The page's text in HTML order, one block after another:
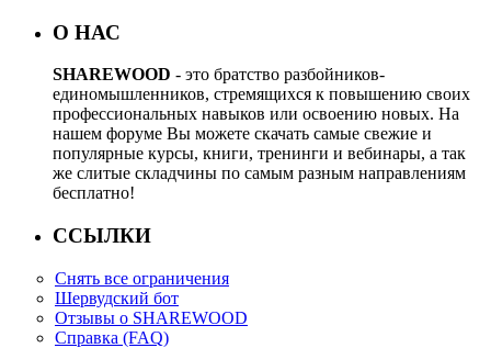
О НАС
SHAREWOOD - это братство разбойников-
единомышленников, стремящихся к повышению своих
профессиональных навыков или освоению новых. На
нашем форуме Вы можете скачать самые свежие и
популярные курсы, книги, тренинги и вебинары, а так
же слитые складчины по самым разным направлениям
бесплатно!
ССЫЛКИ
Снять все ограничения
Шервудский бот
Отзывы о SHAREWOOD
Справка (FAQ)